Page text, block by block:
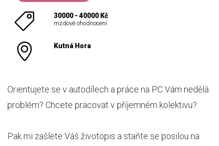
30000 - 40000 Kč
mzdové ohodnocení
Kutná Hora
Orientujete se v autodílech a práce na PC Vám nedělá
problém? Chcete pracovat v příjemném kolektivu?
Pak mi zašlete Váš životopis a staňte se posilou na